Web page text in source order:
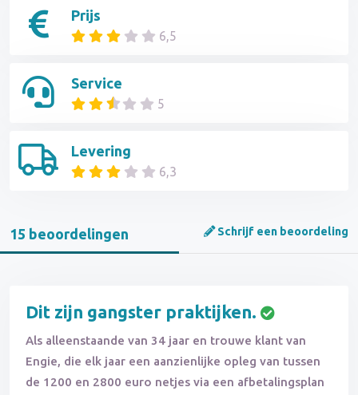
Prijs
6,5
Service
5
Levering
6,3
15 beoordelingen Schrijf een beoordeling
Dit zijn gangster praktijken.
Als alleenstaande van 34 jaar en trouwe klant van
Engie, die elk jaar een aanzienlijke opleg van tussen
de 1200 en 2800 euro netjes via een afbetalingsplan